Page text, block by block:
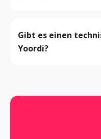
Gibt es einen
Yoordi?